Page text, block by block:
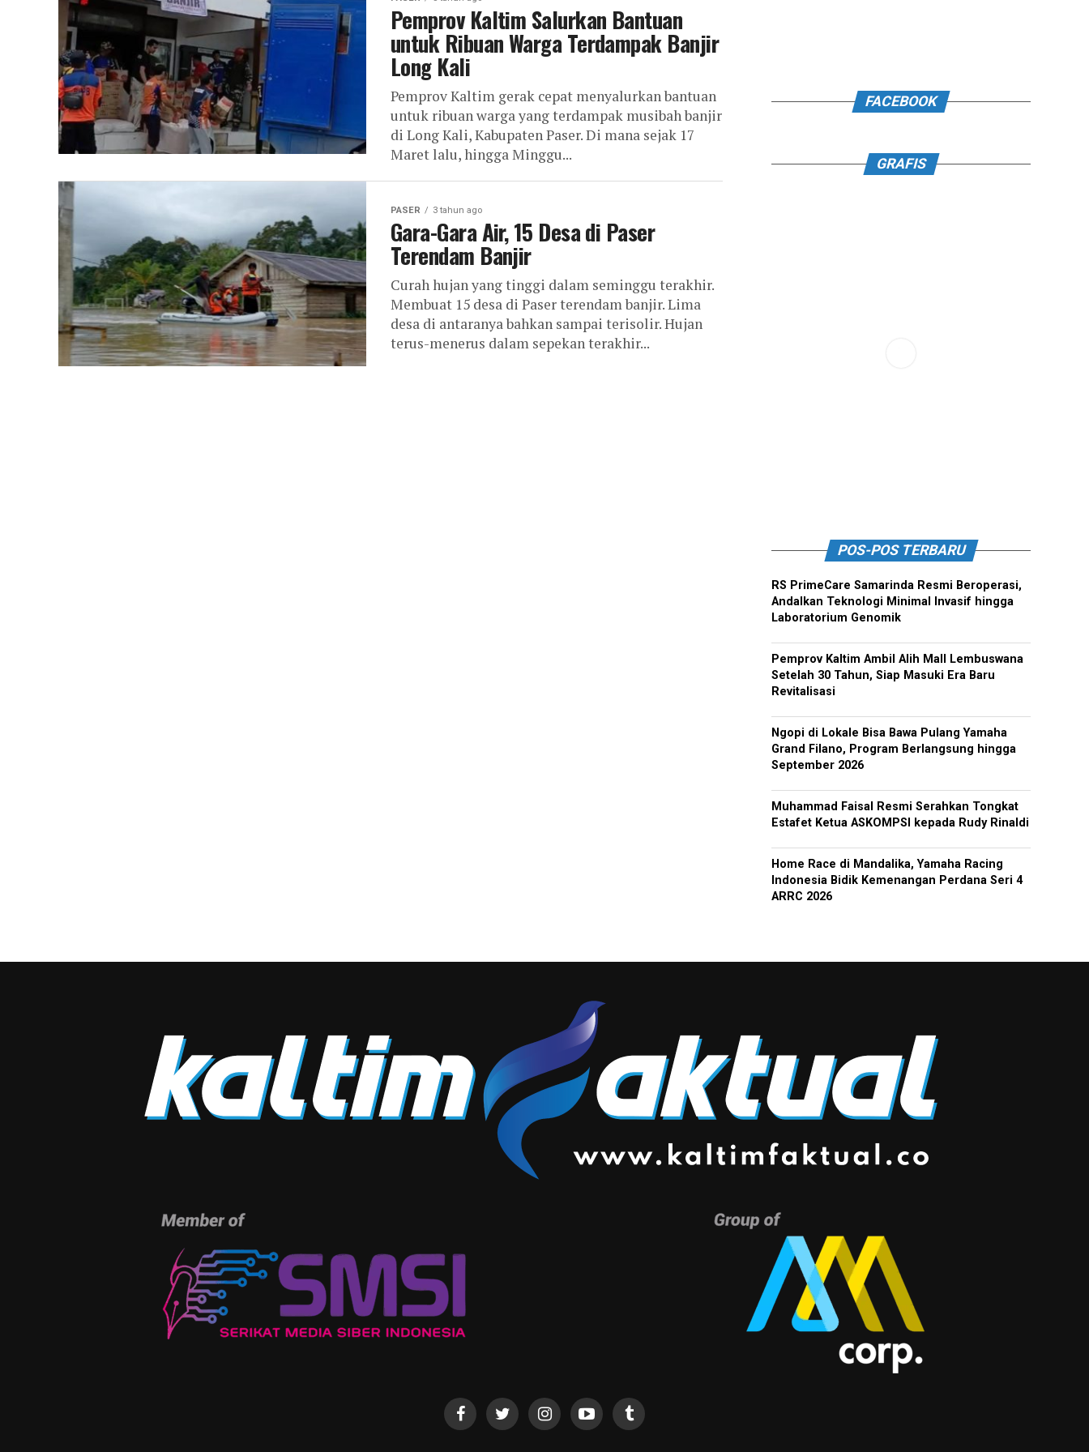
Pemprov Kaltim Salurkan Bantuan
untuk Ribuan Warga Terdampak Banjir
Long Kali
Pemprov Kaltim gerak cepat menyalurkan bantuan
untuk ribuan warga yang terdampak musibah banjir
di Long Kali, Kabupaten Paser. Di mana sejak 17
Maret lalu, hingga Minggu...
PASER 3 tahun ago
Gara-Gara Air, 15 Desa di Paser
Terendam Banjir
Curah hujan yang tinggi dalam seminggu terakhir.
Membuat 15 desa di Paser terendam banjir. Lima
desa di antaranya bahkan sampai terisolir. Hujan
terus-menerus dalam sepekan terakhir...
FACEBOOK
GRAFIS
POS-POS TERBARU
RS PrimeCare Samarinda Resmi Beroperasi,
Andalkan Teknologi Minimal Invasif hingga
Laboratorium Genomik
Pemprov Kaltim Ambil Alih Mall Lembuswana
Setelah 30 Tahun, Siap Masuki Era Baru
Revitalisasi
Ngopi di Lokale Bisa Bawa Pulang Yamaha
Grand Filano, Program Berlangsung hingga
September 2026
Muhammad Faisal Resmi Serahkan Tongkat
Estafet Ketua ASKOMPSI kepada Rudy Rinaldi
Home Race di Mandalika, Yamaha Racing
Indonesia Bidik Kemenangan Perdana Seri 4
ARRC 2026